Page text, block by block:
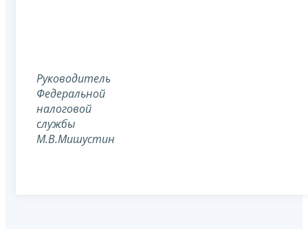
Руководитель
Федеральной
налоговой
службы
М.В.Мишустин